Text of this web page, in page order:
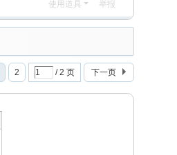
使用道具 举报
2 / 2 页 下一页